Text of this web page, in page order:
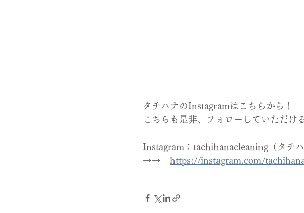
タチハナのInstagramはこちらから！
こちらも是非、フォローしていただけ
Instagram：tachihanacleaning（タチ
→→ https://instagram.com/